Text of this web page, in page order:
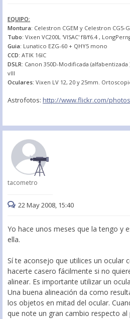
EQUIPO:
Montura: Celestron CGEM y Celestron CG5-
Tubo: Vixen VC200L 'VISAC' f8/f6.4 ,
Guia: Lunatico EZG-60 + QHY5 mono
CCD: ATIK 16IC
DSLR: Canon 350D-Modificada (alfabentizada
vIII
Oculares: Vixen LV 12, 20 y 25mm.
Astrofotos: http://www.flickr.com/
tacometro
22 May 2008, 15:40
Yo hace unos meses que la tengo y
ella.
Sí te aconsejo que utilices un ocular
hacerte casero fácilmente si no
alinear. Es importante utilizar un
Una buena alineación da como
los objetos en mitad del ocular.
que note un gran cambio respecto al